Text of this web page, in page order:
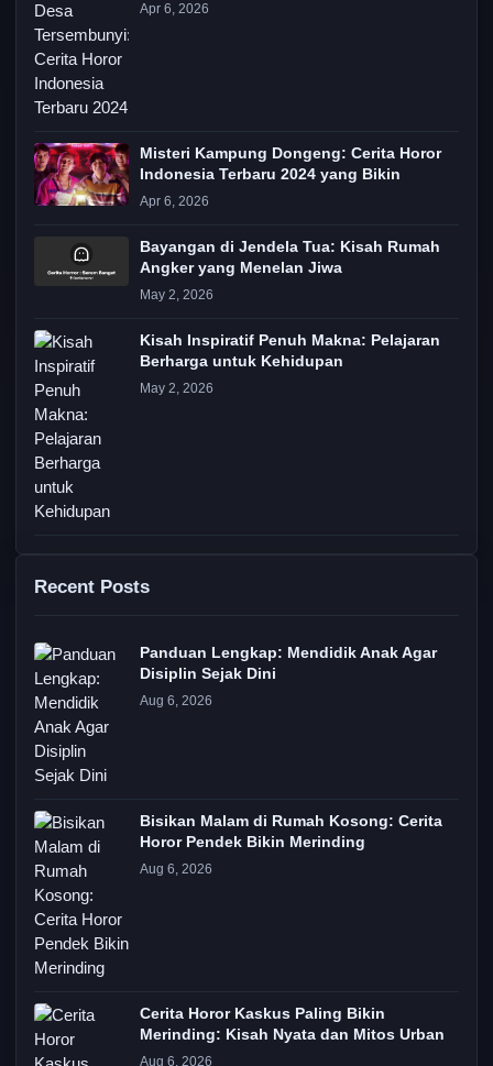
Apr 6, 2026
Misteri Kampung Dongeng: Cerita Horor
Indonesia Terbaru 2024 yang Bikin
Apr 6, 2026
Bayangan di Jendela Tua: Kisah Rumah
Angker yang Menelan Jiwa
May 2, 2026
Kisah Inspiratif Penuh Makna: Pelajaran
Berharga untuk Kehidupan
May 2, 2026
Recent Posts
Panduan Lengkap: Mendidik Anak Agar
Disiplin Sejak Dini
Aug 6, 2026
Bisikan Malam di Rumah Kosong: Cerita
Horor Pendek Bikin Merinding
Aug 6, 2026
Cerita Horor Kaskus Paling Bikin
Merinding: Kisah Nyata dan Mitos Urban
Aug 6, 2026